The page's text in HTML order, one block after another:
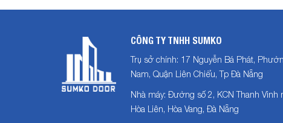
CÔNG TY TNHH SUMKO
Trụ sở chính: 17 Nguyễn Bá Phát,
Nam, Quận Liên Chiểu, Tp Đà Nẵng
Nhà máy: Đường số 2, KCN Thanh Vinh
Hòa Liên, Hòa Vang, Đà Nẵng